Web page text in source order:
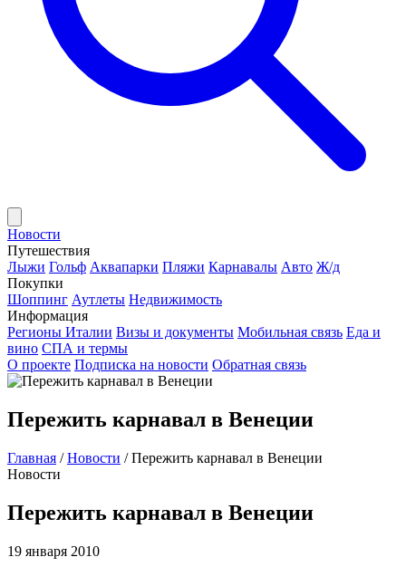
Новости
Путешествия
Лыжи Гольф Аквапарки Пляжи Карнавалы Авто Ж/д
Покупки
Шоппинг Аутлеты Недвижимость
Информация
Регионы Италии Визы и документы Мобильная связь Еда и
вино СПА и термы
О проекте Подписка на новости Обратная связь
Пережить карнавал в Венеции
Главная / Новости / Пережить карнавал в Венеции
Новости
Пережить карнавал в Венеции
19 января 2010